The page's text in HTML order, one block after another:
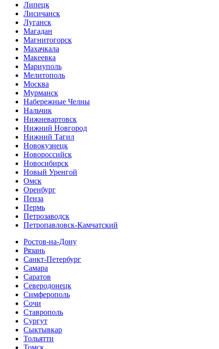
Липецк
Лисичанск
Луганск
Магадан
Магнитогорск
Махачкала
Макеевка
Мариуполь
Мелитополь
Москва
Мурманск
Набережные Челны
Нальчик
Нижневартовск
Нижний Новгород
Нижний Тагил
Новокузнецк
Новороссийск
Новосибирск
Новый Уренгой
Омск
Оренбург
Пенза
Пермь
Петрозаводск
Петропавловск-Камчатский
Ростов-на-Дону
Рязань
Санкт-Петербург
Самара
Саратов
Северодонецк
Симферополь
Сочи
Ставрополь
Сургут
Сыктывкар
Тольятти
Томск